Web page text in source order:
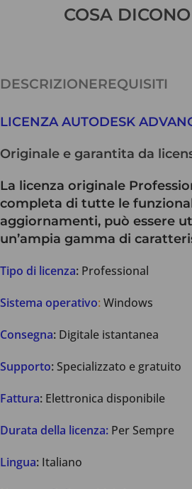
COSA
DESCRIZIONEREQUISITI
LICENZA AUTODESK
Originale e garantita da
La licenza originale
completa di tutte le
aggiornamenti, può essere
un’ampia gamma di
Tipo di licenza: Professional
Sistema operativo:Windows
Consegna: Digitale istantanea
Supporto:Specializzato e gratuito
Fattura: Elettronica disponibile
Durata della licenza: Per Sempre
Lingua: Italiano